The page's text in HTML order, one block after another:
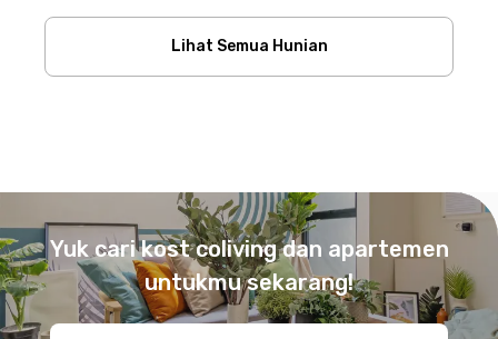
Lihat Semua Hunian
Yuk cari kost coliving dan apartemen
untukmu sekarang!